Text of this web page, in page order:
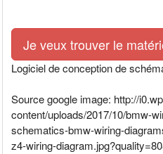
Je veux trouver le
Logiciel de conception de
Source google image: http://
content/uploads/2017/10/bmw-
schematics-bmw-wiring-
z4-wiring-